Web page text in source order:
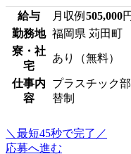
給与 月収例 505,000円
勤務地 福岡県 苅田町
寮・社
宅
あり（無料）
仕事内
容
プラスチック
替制
＼最短45秒で完了／
応募へ進む